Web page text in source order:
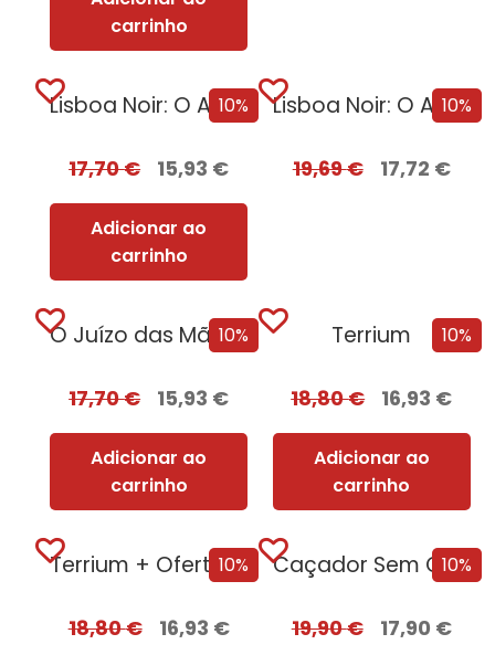
carrinho
10%
Lisboa Noir: O Ano Negro de 1929
17,70€ 15,93 €
Adicionar ao
carrinho
10%
Lisboa Noir: O Ano Negro de 1929 com EDGES
19,69€ 17,72 €
10%
O Juízo das Mãos – Volume 2 | O Dragão Serpente
17,70€ 15,93 €
Adicionar ao
carrinho
10%
Terrium
18,80€ 16,93 €
Adicionar ao
carrinho
10%
Terrium + Oferta Lago do Silêncio
18,80€ 16,93 €
10%
Caçador Sem Coração
19,90€ 17,90 €